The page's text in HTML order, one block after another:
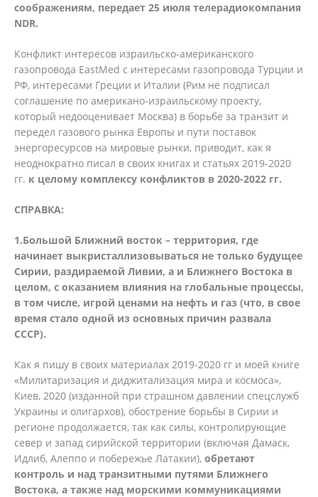
соображениям, передает 25 июля телерадиокомпания
NDR.
Конфликт интересов израильско-американского
газопровода EastMed с интересами газопровода Турции и
РФ, интересами Греции и Италии (Рим не подписал
соглашение по американо-израильскому проекту,
который недооценивает Москва) в борьбе за транзит и
передел газового рынка Европы и пути поставок
энергоресурсов на мировые рынки, приводит, как я
неоднократно писал в своих книгах и статьях 2019-2020
гг. к целому комплексу конфликтов в 2020-2022 гг.
СПРАВКА:
1.Большой Ближний восток – территория, где
начинает выкристаллизовываться не только будущее
Сирии, раздираемой Ливии, а и Ближнего Востока в
целом, с оказанием влияния на глобальные процессы,
в том числе, игрой ценами на нефть и газ (что, в свое
время стало одной из основных причин развала
СССР).
Как я пишу в своих материалах 2019-2020 гг и моей книге
«Милитаризация и диджитализация мира и космоса»,
Киев, 2020 (изданной при страшном давлении спецслужб
Украины и олигархов), обострение борьбы в Сирии и
регионе продолжается, так как силы, контролирующие
север и запад сирийской территории (включая Дамаск,
Идлиб, Алеппо и побережье Латакии), обретают
контроль и над транзитными путями Ближнего
Востока, а также над морскими коммуникациями